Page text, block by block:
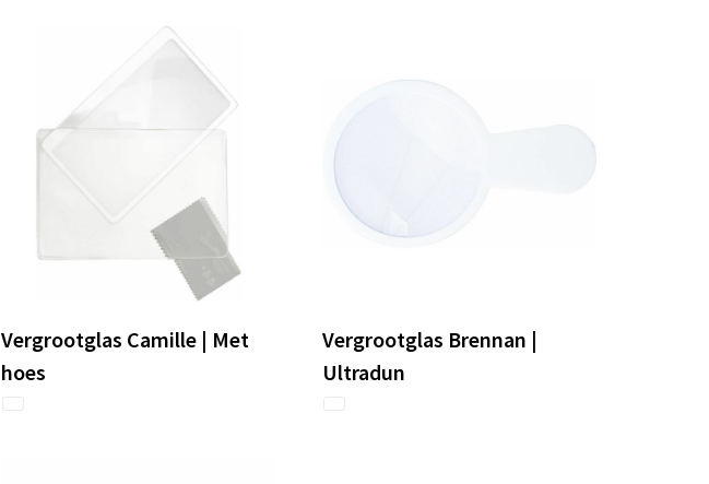
Vergrootglas Camille | Met
hoes
Vergrootglas Brennan |
Ultradun